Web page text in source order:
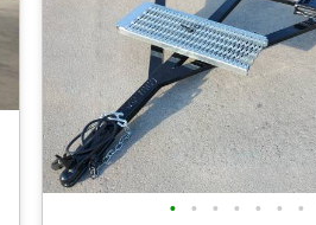
• • • • • • •